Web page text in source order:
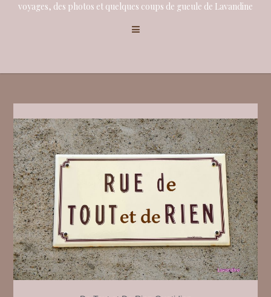
voyages, des photos et quelques coups de gueule de Lavandine